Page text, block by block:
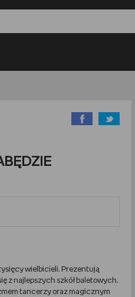
wielbicieli. Prezentują
z najlepszych szkół baletowych.
tancerzy oraz magicznym